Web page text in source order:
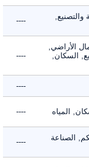
----
الأراضي,
السكان,
----
----
المياه ----
الصناعة
----